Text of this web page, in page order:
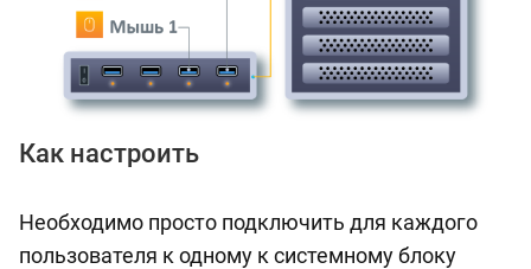
Как настроить
Необходимо просто подключить для каждого
пользователя к одному к системному блоку